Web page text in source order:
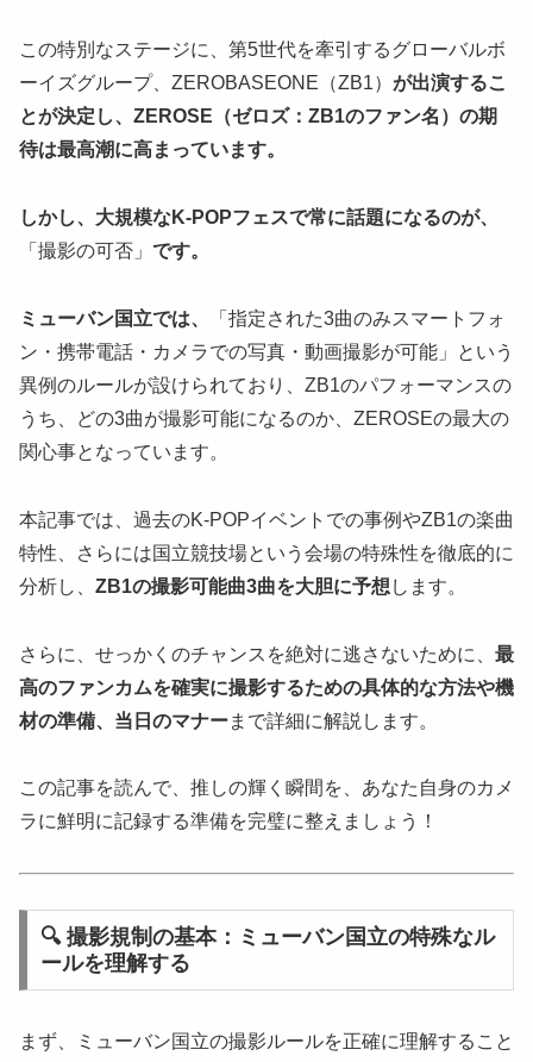
この特別なステージに、第5世代を牽引するグローバルボ
ーイズグループ、ZEROBASEONE（ZB1） が出演するこ
とが決定し、ZEROSE（ゼロズ：ZB1のファン名）の期
待は最高潮に高まっています。
しかし、大規模なK-POPフェスで常に話題になるのが、
「撮影の可否」 です。
ミューバン国立では、
「指定された3曲のみスマートフォ
ン・携帯電話・カメラでの写真・動画撮影が可能」という
異例のルールが設けられており、ZB1のパフォーマンスの
うち、どの3曲が撮影可能になるのか、ZEROSEの最大の
関心事となっています。
本記事では、過去のK-POPイベントでの事例やZB1の楽曲
特性、さらには国立競技場という会場の特殊性を徹底的に
分析し、 ZB1の撮影可能曲3曲を大胆に予想 します。
さらに、せっかくのチャンスを絶対に逃さないために、 最
高のファンカムを確実に撮影するための具体的な方法や機
材の準備、当日のマナーまで詳細に解説します。
この記事を読んで、推しの輝く瞬間を、あなた自身のカメ
ラに鮮明に記録する準備を完璧に整えましょう！
🔍 撮影規制の基本：ミューバン国立の特殊なル
ールを理解する
まず、ミューバン国立の撮影ルールを正確に理解すること